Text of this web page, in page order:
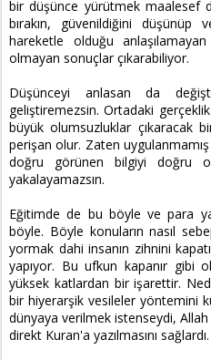
bir düşünce yürütmek maalesef
bırakın, güvenildiğini düşünüp
hareketle olduğu
olmayan sonuçlar çıkarabiliyor.
Düşünceyi anlasan da
geliştiremezsin. Ortadaki
büyük olumsuzluklar çıkaracak
perişan olur. Zaten
doğru görünen bilgiyi doğru
yakalayamazsın.
Eğitimde de bu böyle ve para
böyle. Böyle konuların nasıl
yormak dahi insanın zihnini
yapıyor. Bu ufkun kapanır gibi
yüksek katlardan bir işarettir.
bir hiyerarşik vesileler yöntemini
dünyaya verilmek istenseydi,
direkt Kuran'a yazılmasını sağlardı.